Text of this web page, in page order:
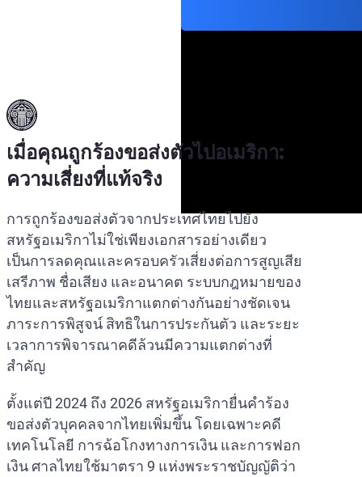
เมื่อคุณถูกร้องขอส่งตัวไปอเมริกา:
ความเสี่ยงที่แท้จริง
การถูกร้องขอส่งตัวจากประเทศไทยไปยัง
สหรัฐอเมริกาไม่ใช่เพียงเอกสารอย่างเดียว
เป็นการลดคุณและครอบครัวเสี่ยงต่อการสูญเสีย
เสรีภาพ ชื่อเสียง และอนาคต ระบบกฎหมายของ
ไทยและสหรัฐอเมริกาแตกต่างกันอย่างชัดเจน
ภาระการพิสูจน์ สิทธิในการประกันตัว และระยะ
เวลาการพิจารณาคดีล้วนมีความแตกต่างที่
สำคัญ
ตั้งแต่ปี 2024 ถึง 2026 สหรัฐอเมริกายื่นคำร้อง
ขอส่งตัวบุคคลจากไทยเพิ่มขึ้น โดยเฉพาะคดี
เทคโนโลยี การฉ้อโกงทางการเงิน และการฟอก
เงิน ศาลไทยใช้มาตรา 9 แห่งพระราชบัญญัติว่า